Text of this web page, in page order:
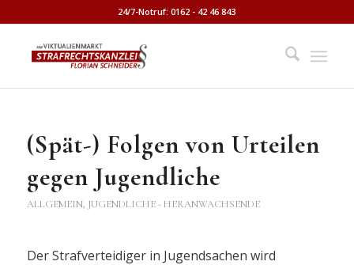
24/7-Notruf: 0162 - 42 46 843
(Spät-) Folgen von Urteilen
gegen Jugendliche
ALLGEMEIN, JUGENDLICHE - HERANWACHSENDE
Der Strafverteidiger in Jugendsachen wird